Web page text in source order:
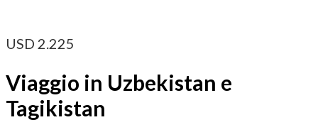
USD 2.225
Viaggio in Uzbekistan e
Tagikistan